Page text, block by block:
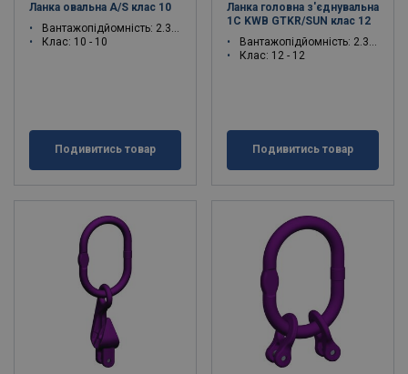
Ланка овальна A/S клас 10
Вантажопідйомність: 2.3 - 40 тон
Клас: 10 - 10
Подивитись товар
Ланка головна з'єднувальна
1C KWB GTKR/SUN клас 12
Вантажопідйомність: 2.36 - 12.2 тон
Клас: 12 - 12
Подивитись товар